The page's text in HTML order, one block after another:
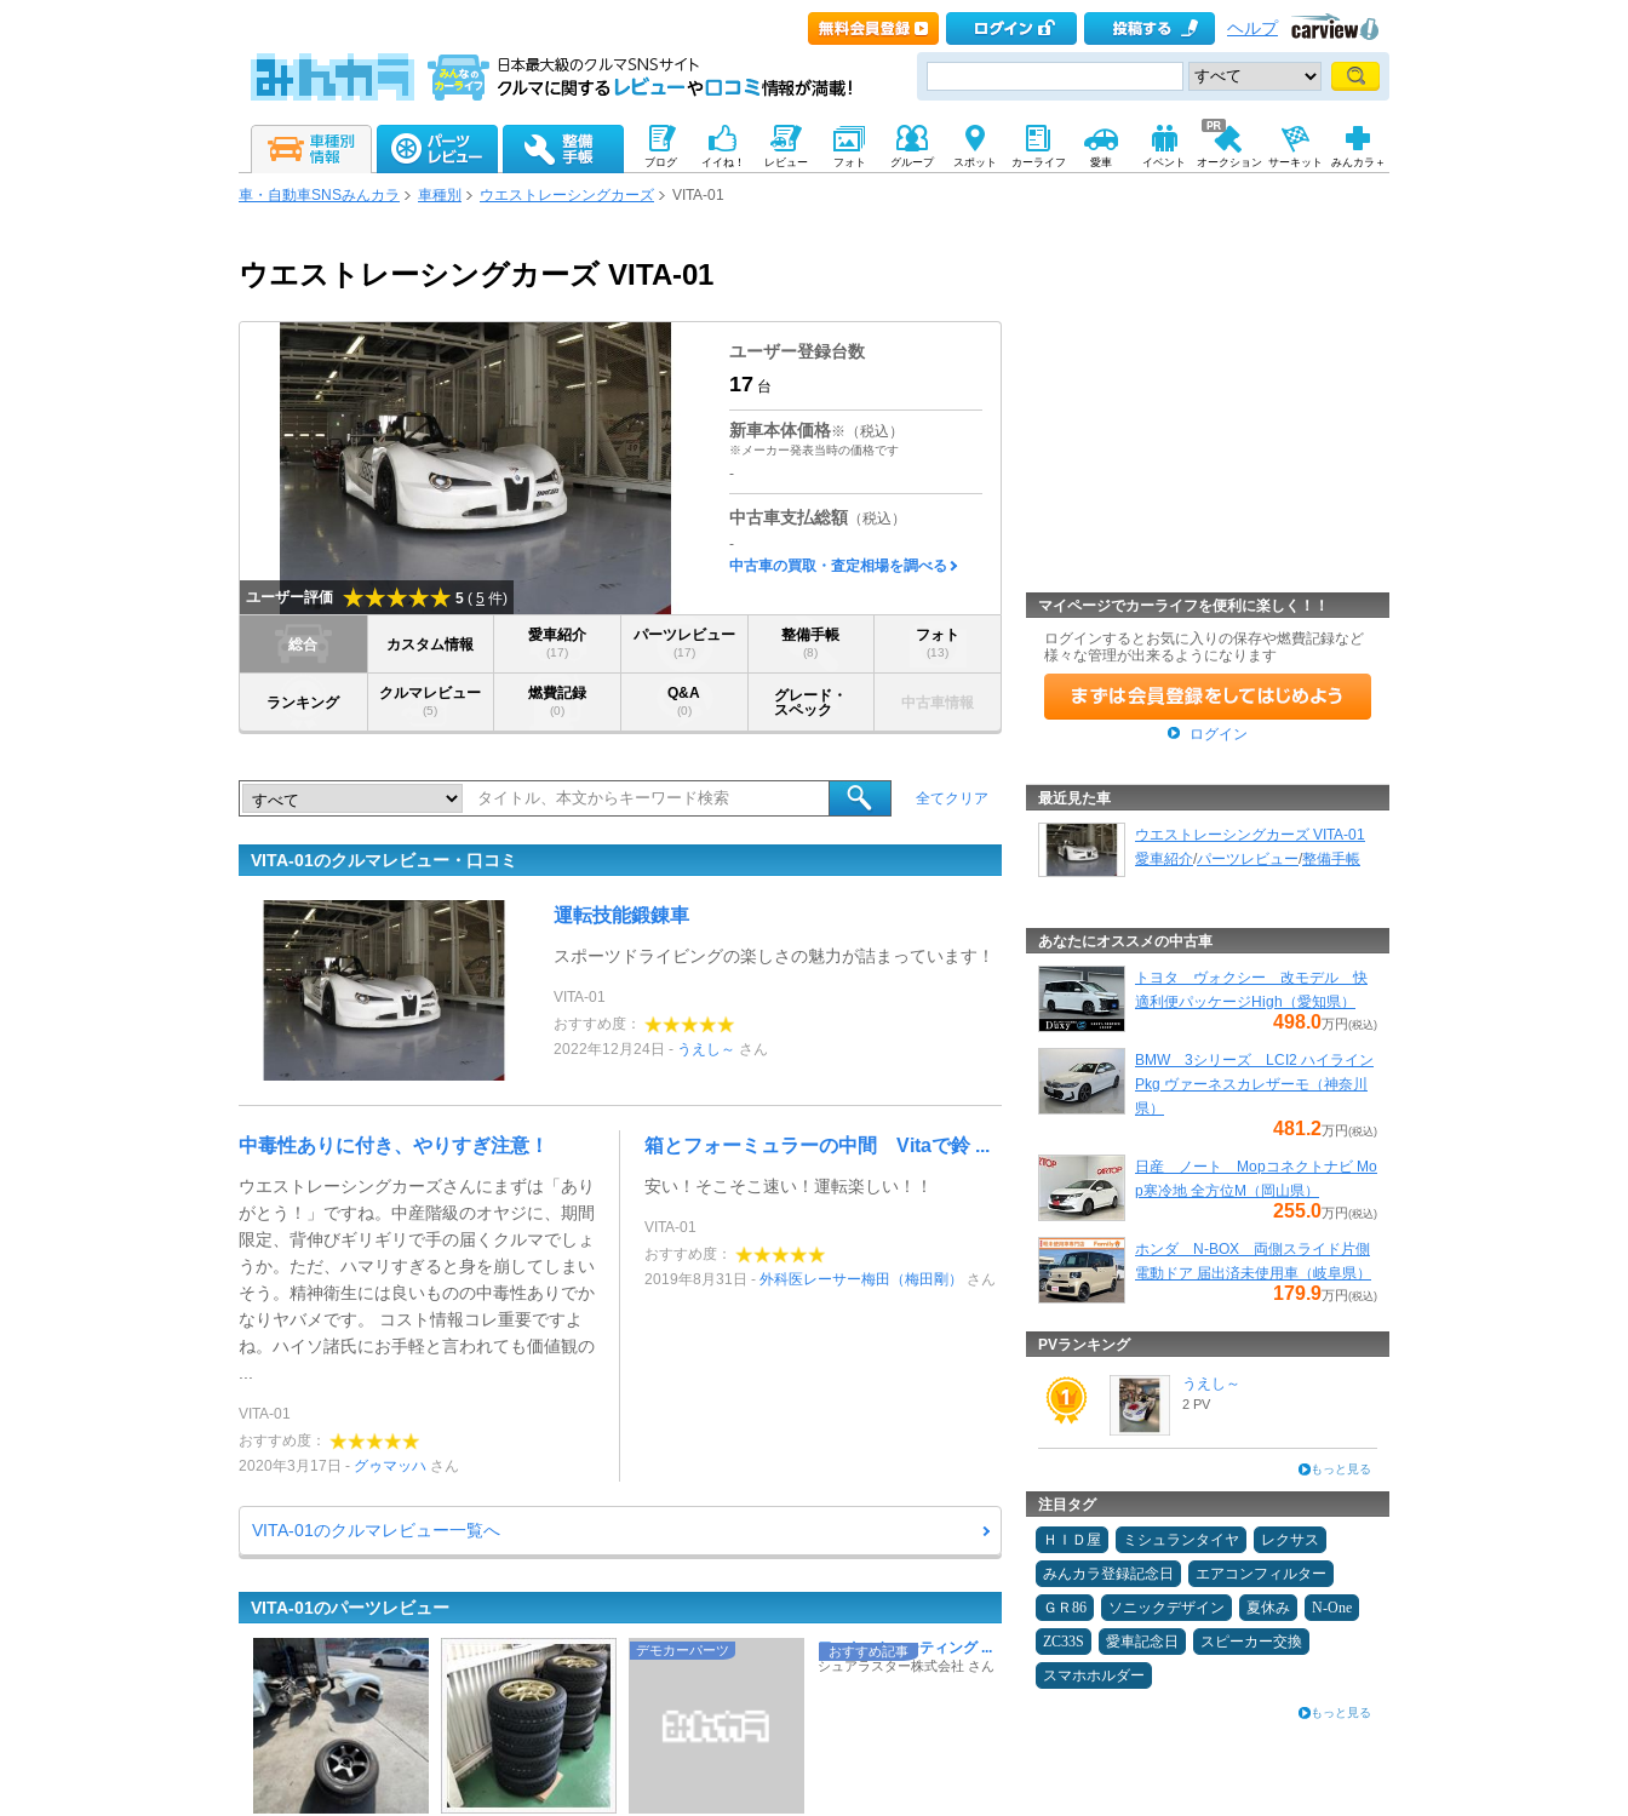
ヘルプ
ブログ イイね！ レビュー フォト グループ スポット カーライフ 愛車 イベント オークション サーキット みんカラ＋
車・自動車SNSみんカラ 車種別 ウエストレーシングカーズ VITA-01
ウエストレーシングカーズ VITA-01
ユーザー評価 5 ( 5 件)
ユーザー登録台数
17 台
新車本体価格※（税込）
※メーカー発表当時の価格です
-
中古車支払総額 （税込）
-
中古車の買取・査定相場を調べる
総合 カスタム情報
愛車紹介
(17)
パーツレビュー
(17)
整備手帳
(8)
フォト
(13)
ランキング
クルマレビュー
(5)
燃費記録
(0)
Q&A
(0)
グレード・
スペック
中古車情報
全てクリア
VITA-01のクルマレビュー・口コミ
運転技能鍛錬車
スポーツドライビングの楽しさの魅力が詰まっています！
VITA-01
おすすめ度：
2022年12月24日
うえし～ さん
中毒性ありに付き、やりすぎ注意！
ウエストレーシングカーズさんにまずは「あり
がとう！」ですね。中産階級のオヤジに、期間
限定、背伸びギリギリで手の届くクルマでしょ
うか。ただ、ハマリすぎると身を崩してしまい
そう。精神衛生には良いものの中毒性ありでか
なりヤバメです。 コスト情報コレ重要ですよ
ね。ハイソ諸氏にお手軽と言われても価値観の
VITA-01
おすすめ度：
2020年3月17日
グゥマッハ さん
箱とフォーミュラーの中間 Vitaで鈴 ...
安い！そこそこ速い！運転楽しい！！
VITA-01
おすすめ度：
2019年8月31日
外科医レーサー梅田（梅田剛） さん
VITA-01のクルマレビュー一覧へ
VITA-01のパーツレビュー
デモカーパーツ おすすめ記事
ワックスやコーティング ...
シュアラスター株式会社 さん
マイページでカーライフを便利に楽しく！！
ログインするとお気に入りの保存や燃費記録など
様々な管理が出来るようになります
ログイン
最近見た車
ウエストレーシングカーズ VITA-01
愛車紹介/パーツレビュー/整備手帳
あなたにオススメの中古車
トヨタ ヴォクシー 改モデル 快
適利便パッケージHigh（愛知県）
498.0万円 (税込)
BMW 3シリーズ LCI2 ハイライン
Pkg ヴァーネスカレザーモ（神奈川
県）
481.2万円 (税込)
日産 ノート Mopコネクトナビ Mo
p寒冷地 全方位M（岡山県）
255.0万円 (税込)
ホンダ N-BOX 両側スライド片側
電動ドア 届出済未使用車（岐阜県）
179.9万円 (税込)
PVランキング
うえし～
2 PV
もっと見る
注目タグ
ＨＩＤ屋 ミシュランタイヤ
レクサス
みんカラ登録記念日
エアコンフィルター
ＧＲ86
ソニックデザイン 夏休み
N-One
ZC33S
愛車記念日
スピーカー交換
スマホホルダー
もっと見る